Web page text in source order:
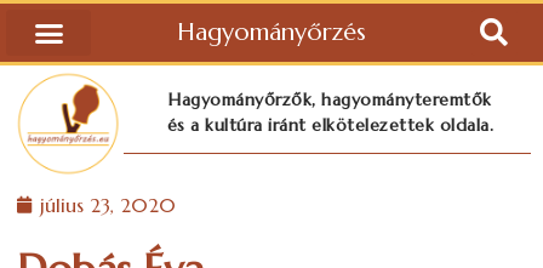
Hagyományőrzés
Hagyományőrzők, hagyományteremtők
és a kultúra iránt elkötelezettek oldala.
július 23, 2020